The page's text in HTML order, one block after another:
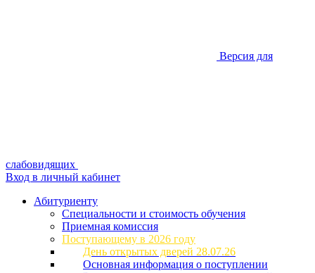
Версия для
слабовидящих
Вход в личный кабинет
Абитуриенту
Специальности и стоимость обучения
Приемная комиссия
Поступающему в 2026 году
День открытых дверей 28.07.26
Основная информация о поступлении